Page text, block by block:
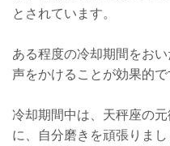
とされています。
ある程度の冷却期間をお
声をかけることが効果的で
冷却期間中は、天秤座の
に、自分磨きを頑張りまし